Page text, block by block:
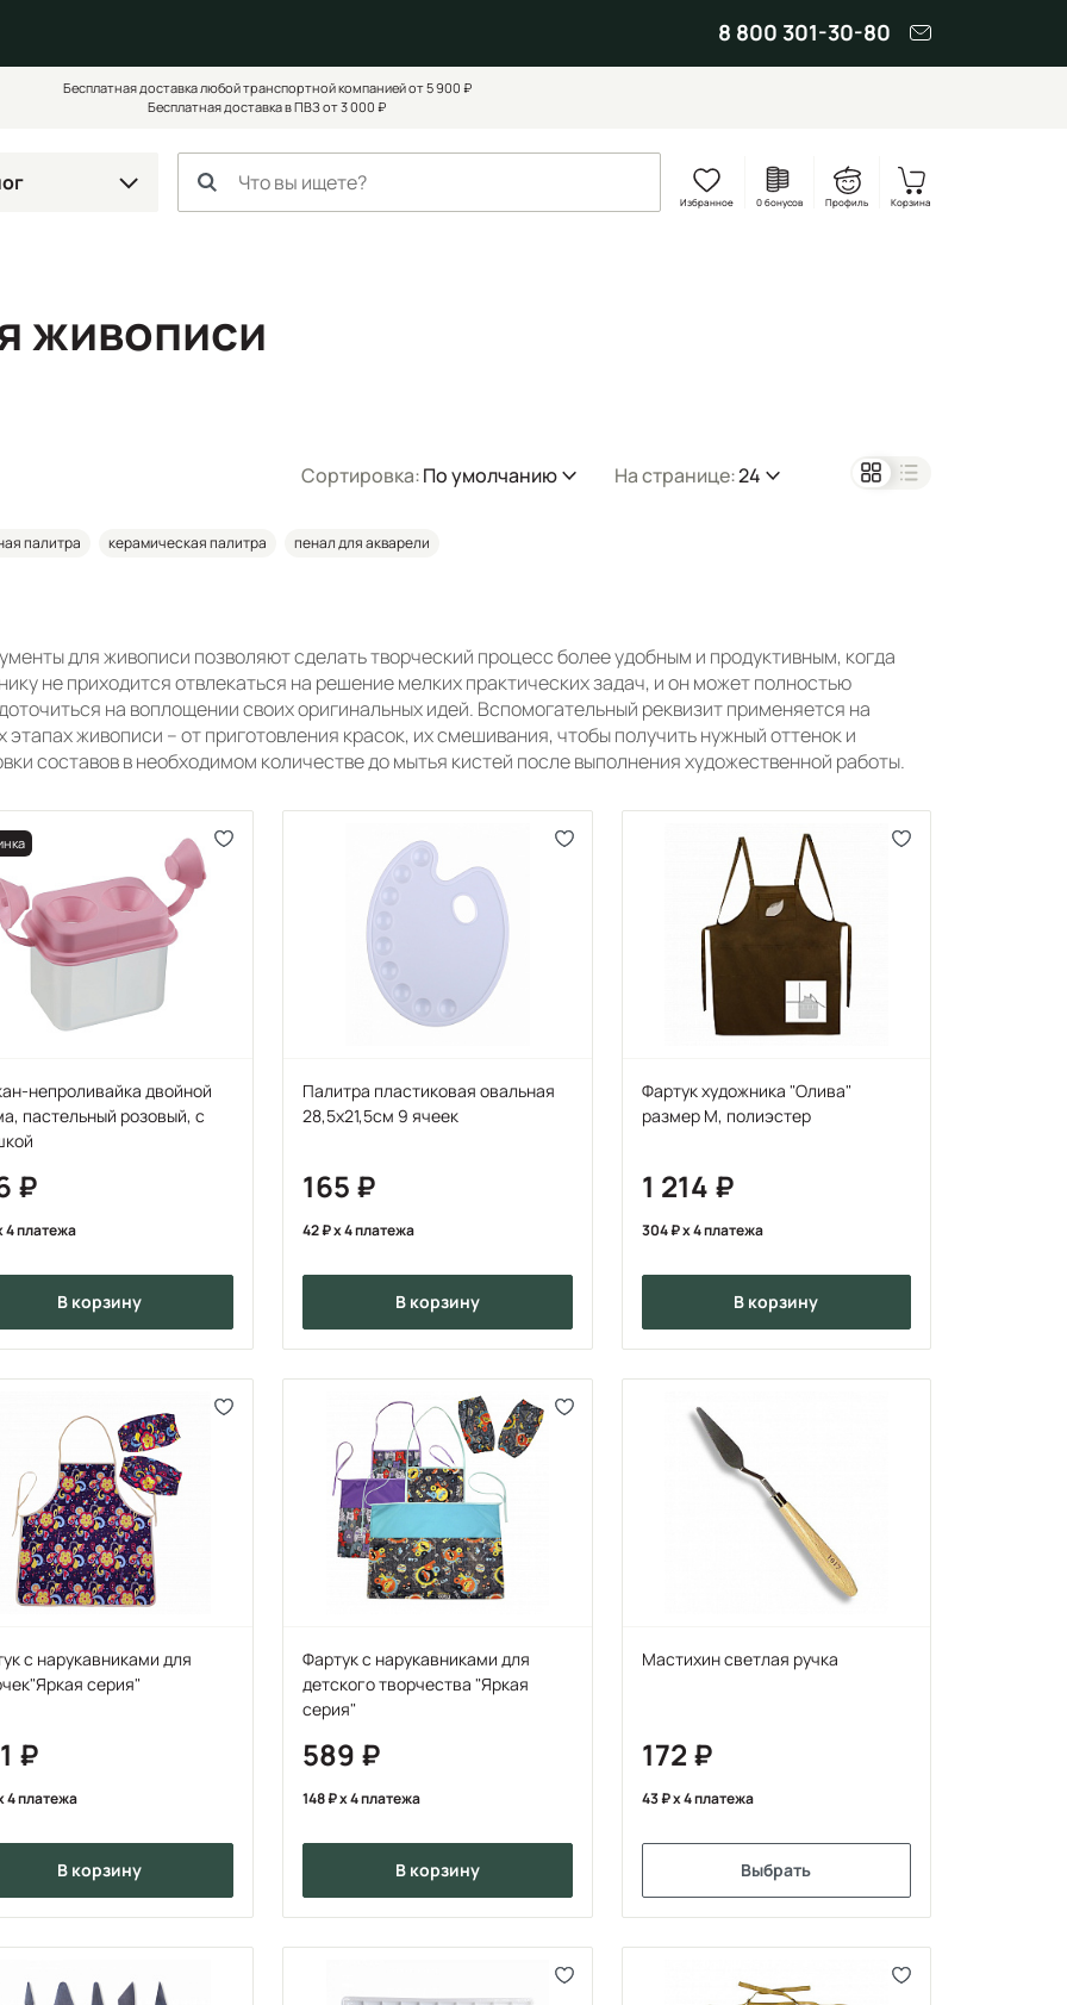
8 800 301-30-80
Бесплатная доставка любой транспортной компанией от 5 900 ₽
Бесплатная доставка в ПВЗ от 3 000 ₽
Избранное 0 бонусов Профиль Корзина
живописи
Сортировка:По умолчанию На странице:24
палитра керамическая палитра пенал для акварели
для живописи позволяют сделать творческий процесс более удобным и продуктивным, когда
не приходится отвлекаться на решение мелких практических задач, и он может полностью
на воплощении своих оригинальных идей. Вспомогательный реквизит применяется на
этапах живописи – от приготовления красок, их смешивания, чтобы получить нужный оттенок и
составов в необходимом количестве до мытья кистей после выполнения художественной работы.
непроливайка двойной
пастельный розовый, с
4 платежа
в корзину
Палитра пластиковая овальная
28,5х21,5см 9 ячеек
165
42 x 4 платежа
в корзину
Фартук художника "Олива"
размер M, полиэстер
1 214
304 x 4 платежа
в корзину
с нарукавниками для
серия"
4 платежа
в корзину
Фартук с нарукавниками для
детского творчества "Яркая
серия"
589
148 x 4 платежа
в корзину
Мастихин светлая ручка
172
43 x 4 платежа
Выбрать